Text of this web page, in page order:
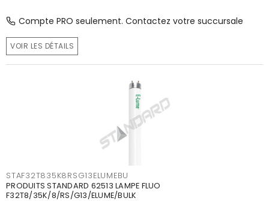
Compte PRO seulement. Contactez votre succursale
VOIR LES DÉTAILS
STAF32T835K8RSG13ELUMEBU
PRODUITS STANDARD 62513 LAMPE FLUO
F32T8/35K/8/RS/G13/ELUME/BULK